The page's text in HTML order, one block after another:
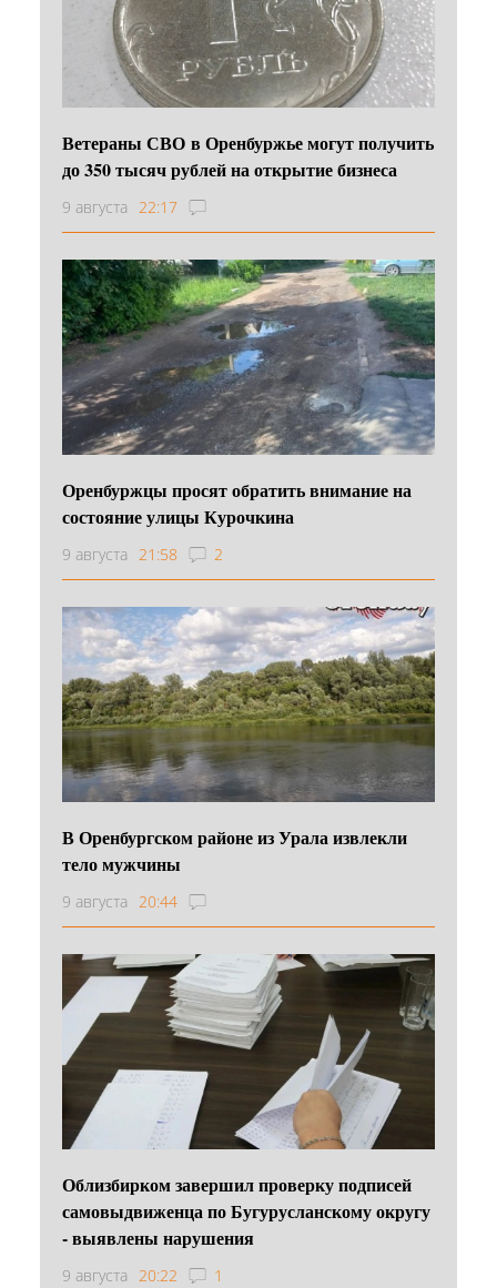
Ветераны СВО в Оренбуржье могут получить
до 350 тысяч рублей на открытие бизнеса
9 августа 22:17
Оренбуржцы просят обратить внимание на
состояние улицы Курочкина
9 августа 21:58 2
В Оренбургском районе из Урала извлекли
тело мужчины
9 августа 20:44
Облизбирком завершил проверку подписей
самовыдвиженца по Бугурусланскому округу
- выявлены нарушения
9 августа 20:22 1